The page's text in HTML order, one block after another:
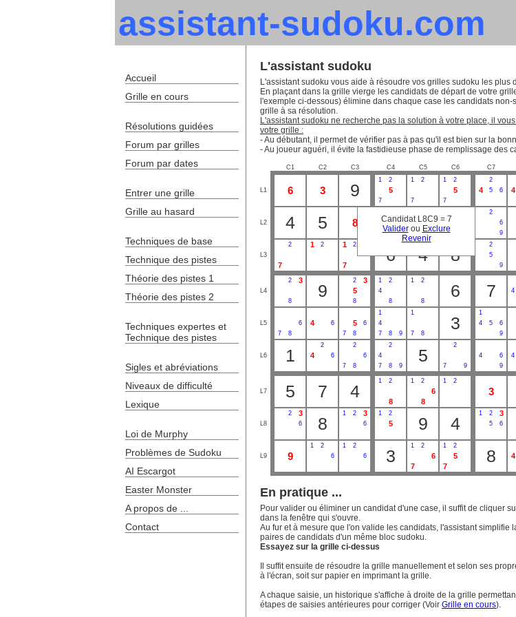
assistant-sudoku.com
Candidat L8C9 = 7
Validerou Exclure
Revenir
L'assistant sudoku
L'assistant sudoku vous aide à résoudre vos grilles sudoku les plus
En plaçant dans la grille vierge les candidats de départ de votre
l'exemple ci-dessous) élimine dans chaque case les candidats
grille à sa résolution.
L'assistant sudoku ne recherche pas la solution à votre place, il
votre grille :
- Au débutant, il permet de vérifier pas à pas qu'il est bien sur la
- Au joueur aguéri, il évite la fastidieuse phase de remplissage des
C1 C2 C3 C4 C5 C6 C7
L1 6 3 9
1 2
5
7
1 2
7
1 2
5
7
2
4 5 6 4
L2 4 5 8
9
3
7
2
6
9
L3
2
7
1 2 1 2
7
6 4 8
2
5
9
L4
2 3
8
9
2
3
5
8
1
2
4
8
1 2
8
6 7 4
L5
6
7
8
4 6 5
6
7
8
1
4
7
8 9
1
7 8
3
1
4
5
6
9
L6 1
2
4 6
2
6
7
8
2
4
7
8 9
5
2
7 9
4
6
9
4
L7 5 7 4
1 2
8
1 2
6
8
1 2
3
L8
2 3
6 8
1 2 3
6
1 2
5 9 4
1 2 3
5 6
L9 9
1
2
6
1
2
6
3
1 2
6
7
1 2
5
7
8 4
En pratique ...
Pour valider ou éliminer un candidat d'une case, il suffit de cliquer
dans la fenêtre qui s'ouvre.
Au fur et à mesure que l'on valide les candidats, l'assistant simplifie
paires de candidats d'un même bloc sudoku.
Essayez sur la grille ci-dessus
Il suffit ensuite de résoudre la grille manuellement et selon ses
à l'écran, soit sur papier en imprimant la grille.
A chaque saisie, un historique s'affiche à droite de la grille
étapes de saisies antérieures pour corriger (Voir Grille en cours).
Accueil
Grille en cours
Résolutions guidées
Forum par grilles
Forum par dates
Entrer une grille
Grille au hasard
Techniques de base
Technique des pistes
Théorie des pistes 1
Théorie des pistes 2
Techniques expertes et
Technique des pistes
Sigles et abréviations
Niveaux de difficulté
Lexique
Loi de Murphy
Problèmes de Sudoku
AI Escargot
Easter Monster
A propos de ...
Contact